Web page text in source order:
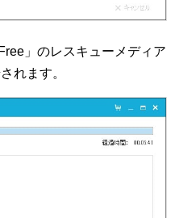
」のレスキューメディア
れます。